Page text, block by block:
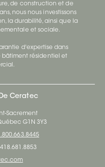
de construction et de
nous nous investissons
la durabilité, ainsi que la
et sociale.
d'expertise dans
bâtiment résidentiel et
Ceratec
Sacrement
G1N 3Y3
1.800.663.8445